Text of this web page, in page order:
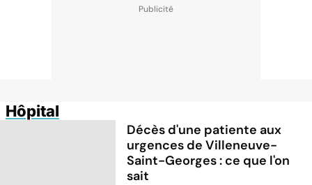
Hôpital
Décès d'une patiente aux
urgences de Villeneuve-
Saint-Georges : ce que l'on
sait